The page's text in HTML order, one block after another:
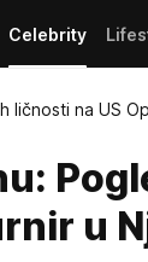
Celebrity
ličnosti na US
u